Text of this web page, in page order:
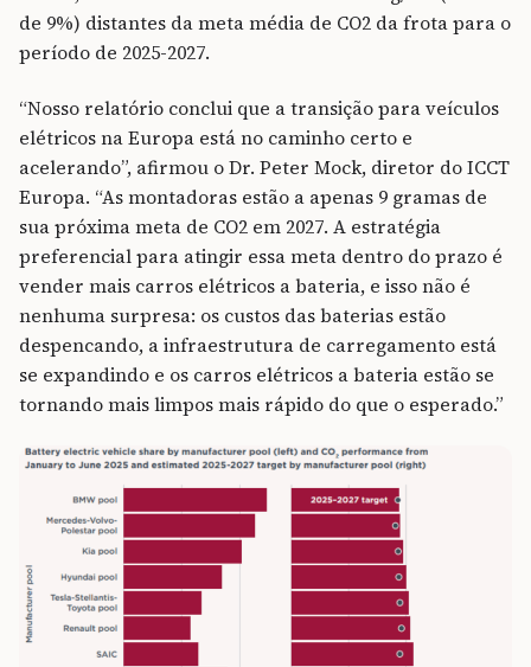
de 9%) distantes da meta média de CO2 da frota para o
período de 2025-2027.
“Nosso relatório conclui que a transição para veículos
elétricos na Europa está no caminho certo e
acelerando”, afirmou o Dr. Peter Mock, diretor do ICCT
Europa. “As montadoras estão a apenas 9 gramas de
sua próxima meta de CO2 em 2027. A estratégia
preferencial para atingir essa meta dentro do prazo é
vender mais carros elétricos a bateria, e isso não é
nenhuma surpresa: os custos das baterias estão
despencando, a infraestrutura de carregamento está
se expandindo e os carros elétricos a bateria estão se
tornando mais limpos mais rápido do que o esperado.”